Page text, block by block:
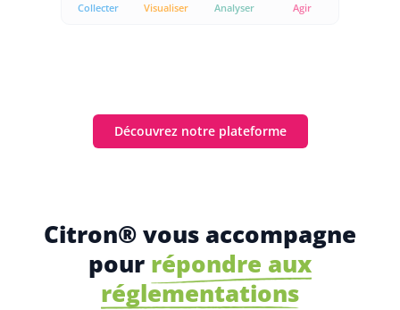
Collecter Visualiser Analyser Agir
Découvrez notre plateforme
Citron® vous accompagne
pour répondre aux
réglementations